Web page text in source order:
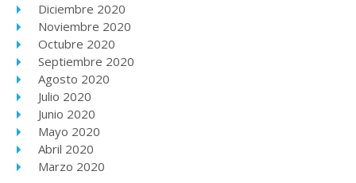
Diciembre 2020
Noviembre 2020
Octubre 2020
Septiembre 2020
Agosto 2020
Julio 2020
Junio 2020
Mayo 2020
Abril 2020
Marzo 2020